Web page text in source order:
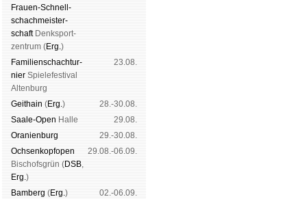
Frauen-Schnell­
schach­meis­ter­
schaftDenk­sport­
zen­trum (Erg.)
Familien­schach­tur­
nier Spiele­fes­ti­val
Al­ten­burg
23.08.
Geit­hain (Erg.)
28.-30.08.
Saale-Open Halle
29.08.
Oranien­burg
29.-30.08.
Och­sen­kopf­open
Bischofs­grün (DSB,
Erg.)
29.08.-06.09.
Bam­berg (Erg.)
02.-06.09.